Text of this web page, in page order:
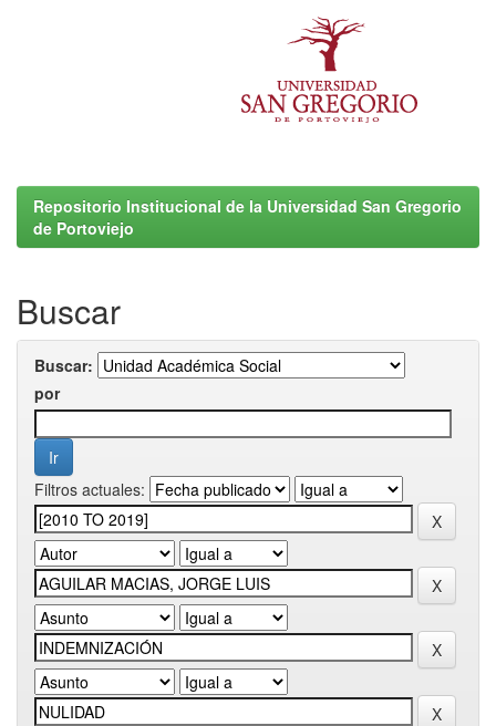
Repositorio Institucional de la Universidad San Gregorio
de Portoviejo
Buscar
Buscar:
por
Filtros actuales: